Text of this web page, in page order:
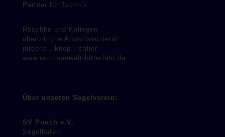
Partner für Technik
Röschke und Kollegen
überörtliche Anwaltssozietät
jürgens . knop . stiller
www.rechtsanwalt-bitterfeld.de
Über unseren Segelverein:
SV Pouch e.V.
Segelhafen